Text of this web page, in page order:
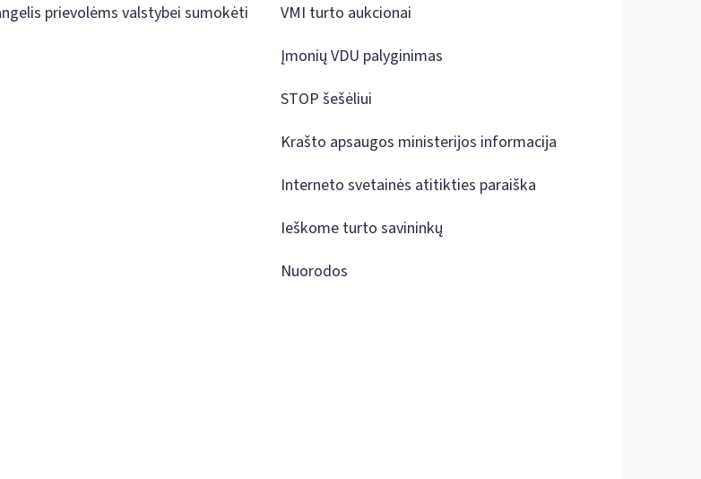
prievolėms valstybei sumokėti
VMI turto aukcionai
Įmonių VDU palyginimas
STOP šešėliui
Krašto apsaugos ministerijos informacija
Interneto svetainės atitikties paraiška
Ieškome turto savininkų
Nuorodos